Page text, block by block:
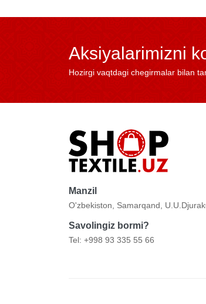
Aksiyalarimizni
Hozirgi vaqtdagi chegirmalar bilan
Manzil
O'zbekiston, Samarqand,
Savolingiz bormi?
Tel: +998 93 335 55 66